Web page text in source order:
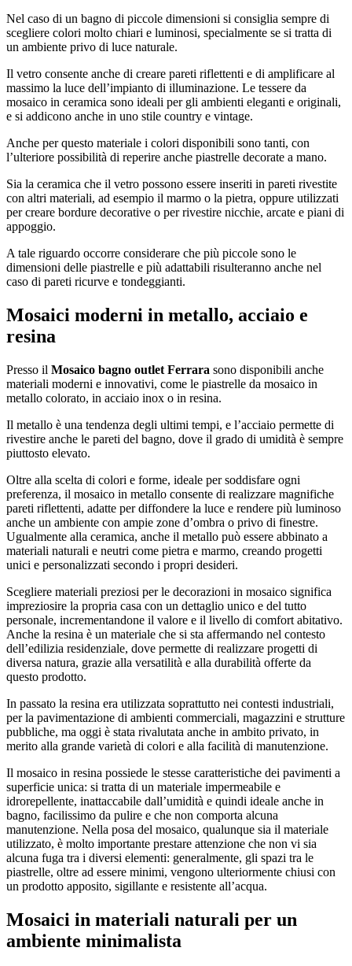
Nel caso di un bagno di piccole dimensioni si consiglia sempre di
scegliere colori molto chiari e luminosi, specialmente se si tratta di
un ambiente privo di luce naturale.
Il vetro consente anche di creare pareti riflettenti e di amplificare al
massimo la luce dell’impianto di illuminazione. Le tessere da
mosaico in ceramica sono ideali per gli ambienti eleganti e originali,
e si addicono anche in uno stile country e vintage.
Anche per questo materiale i colori disponibili sono tanti, con
l’ulteriore possibilità di reperire anche piastrelle decorate a mano.
Sia la ceramica che il vetro possono essere inseriti in pareti rivestite
con altri materiali, ad esempio il marmo o la pietra, oppure utilizzati
per creare bordure decorative o per rivestire nicchie, arcate e piani di
appoggio.
A tale riguardo occorre considerare che più piccole sono le
dimensioni delle piastrelle e più adattabili risulteranno anche nel
caso di pareti ricurve e tondeggianti.
Mosaici moderni in metallo, acciaio e
resina
Presso il Mosaico bagno outlet Ferrara sono disponibili anche
materiali moderni e innovativi, come le piastrelle da mosaico in
metallo colorato, in acciaio inox o in resina.
Il metallo è una tendenza degli ultimi tempi, e l’acciaio permette di
rivestire anche le pareti del bagno, dove il grado di umidità è sempre
piuttosto elevato.
Oltre alla scelta di colori e forme, ideale per soddisfare ogni
preferenza, il mosaico in metallo consente di realizzare magnifiche
pareti riflettenti, adatte per diffondere la luce e rendere più luminoso
anche un ambiente con ampie zone d’ombra o privo di finestre.
Ugualmente alla ceramica, anche il metallo può essere abbinato a
materiali naturali e neutri come pietra e marmo, creando progetti
unici e personalizzati secondo i propri desideri.
Scegliere materiali preziosi per le decorazioni in mosaico significa
impreziosire la propria casa con un dettaglio unico e del tutto
personale, incrementandone il valore e il livello di comfort abitativo.
Anche la resina è un materiale che si sta affermando nel contesto
dell’edilizia residenziale, dove permette di realizzare progetti di
diversa natura, grazie alla versatilità e alla durabilità offerte da
questo prodotto.
In passato la resina era utilizzata soprattutto nei contesti industriali,
per la pavimentazione di ambienti commerciali, magazzini e strutture
pubbliche, ma oggi è stata rivalutata anche in ambito privato, in
merito alla grande varietà di colori e alla facilità di manutenzione.
Il mosaico in resina possiede le stesse caratteristiche dei pavimenti a
superficie unica: si tratta di un materiale impermeabile e
idrorepellente, inattaccabile dall’umidità e quindi ideale anche in
bagno, facilissimo da pulire e che non comporta alcuna
manutenzione. Nella posa del mosaico, qualunque sia il materiale
utilizzato, è molto importante prestare attenzione che non vi sia
alcuna fuga tra i diversi elementi: generalmente, gli spazi tra le
piastrelle, oltre ad essere minimi, vengono ulteriormente chiusi con
un prodotto apposito, sigillante e resistente all’acqua.
Mosaici in materiali naturali per un
ambiente minimalista